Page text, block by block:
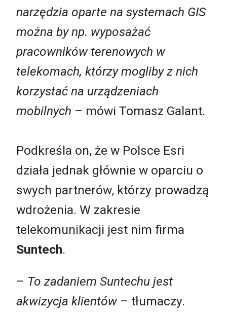
narzędzia oparte na systemach GIS
można by np. wyposażać
pracowników terenowych w
telekomach, którzy mogliby z nich
korzystać na urządzeniach
mobilnych – mówi Tomasz Galant.
Podkreśla on, że w Polsce Esri
działa jednak głównie w oparciu o
swych partnerów, którzy prowadzą
wdrożenia. W zakresie
telekomunikacji jest nim firma
Suntech.
– To zadaniem Suntechu jest
akwizycja klientów– tłumaczy.